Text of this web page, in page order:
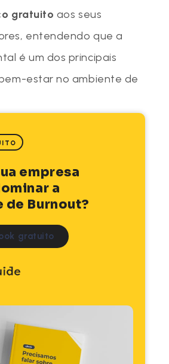
gratuito aos seus
entendendo que a
é um dos principais
estar no ambiente de
empresa
a
de Burnout?
gratuito